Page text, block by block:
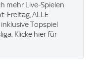
mehr Live-Spielen
Freitag, ALLE
Topspiel
Klicke hier für